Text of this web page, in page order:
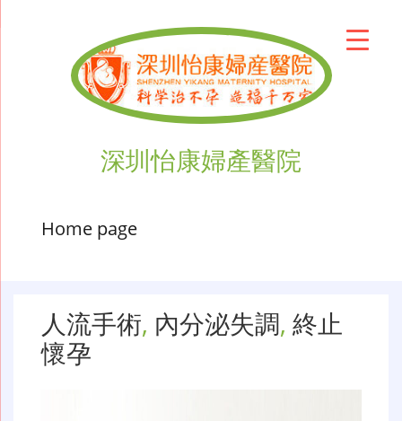
深圳怡康婦產醫院
Home page
人流手術, 內分泌失調, 終止
懷孕